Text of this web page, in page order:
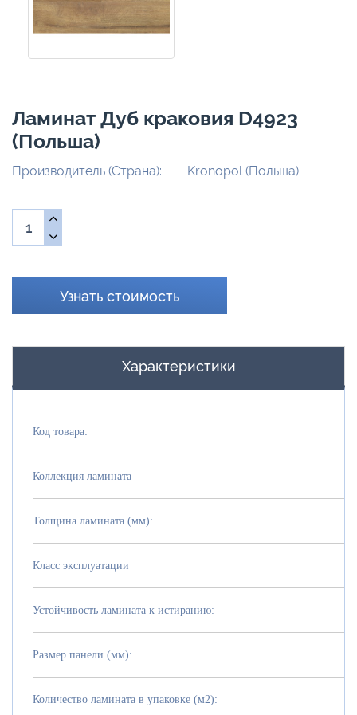
Ламинат Дуб краковия D4923
(Польша)
Производитель (Страна): Kronopol (Польша)
Узнать стоимость
Характеристики
Код товара:
Коллекция ламината
Толщина ламината (мм):
Класс эксплуатации
Устойчивость ламината к истиранию:
Размер панели (мм):
Количество ламината в упаковке (м2):